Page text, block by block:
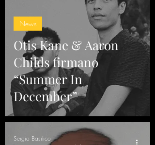
Otis Kane & Aaron
Childs firmano
“Summer In
December”
News
Sergio Basilico